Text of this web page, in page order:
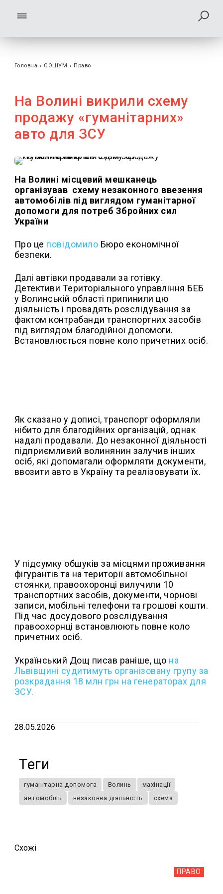
Головна › СОЦІУМ › Право
На Волині викрили схему
продажу «гуманітарних»
авто для ЗСУ
На Волині місцевий мешканець
організував схему незаконного ввезення
автомобілів під виглядом гуманітарної
допомоги для потреб Збройних сил
України
Про це повідомило Бюро економічної
безпеки.
Далі автівки продавали за готівку.
Детективи Територіального управління БЕБ
у Волинській області припинили цю
діяльність і провадять розслідування за
фактом контрабанди транспортних засобів
під виглядом благодійної допомоги.
Встановлюється повне коло причетних осіб.
Як сказано у дописі, транспорт оформляли
нібито для благодійних організацій, однак
надалі продавали. До незаконної діяльності
підприємливий волинянин залучив інших
осіб, які допомагали оформляти документи,
ввозити авто в Україну та реалізовувати їх.
У підсумку обшуків за місцями проживання
фігурантів та на території автомобільної
стоянки, правоохоронці вилучили 10
транспортних засобів, документи, чорнові
записи, мобільні телефони та грошові кошти.
Під час досудового розслідування
правоохорнці встановлюють повне коло
причетних осіб.
Український Дощ писав раніше, що на
Львівщині судитимуть організовану групу за
розкрадання 18 млн грн на генераторах для
ЗСУ.
28.05.2026
Теги
гуманітарна допомога Волинь
махінації
автомобіль
незаконна діяльність схема
Схожi
ПРАВО